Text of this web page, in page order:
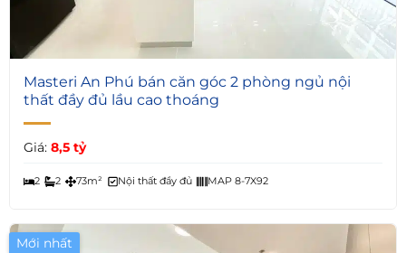
5
Masteri An Phú bán căn góc 2 phòng ngủ nội
thất đầy đủ lầu cao thoáng
Giá: 8,5 tỷ
2 2 73m² Nội thất đầy đủ MAP 8-7X92
Mới nhất